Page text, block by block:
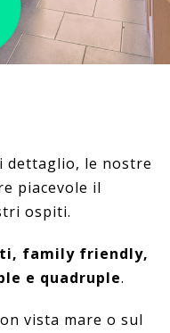
dettaglio, le nostre
piacevole il
ospiti.
family friendly,
e quadruple.
vista mare o sul